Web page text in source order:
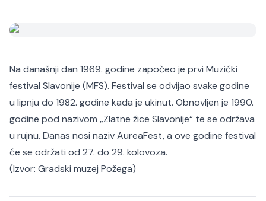
Na današnji dan 1969. godine započeo je prvi Muzički
festival Slavonije (MFS). Festival se odvijao svake godine
u lipnju do 1982. godine kada je ukinut. Obnovljen je 1990.
godine pod nazivom „Zlatne žice Slavonije“ te se održava
u rujnu. Danas nosi naziv AureaFest, a ove godine festival
će se održati od 27. do 29. kolovoza.
(Izvor: Gradski muzej Požega)